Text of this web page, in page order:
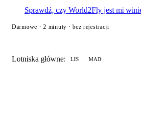
Sprawdź, czy World2Fly jest mi
Darmowe · 2 minuty · bez rejestracji
Lotniska główne: LIS MAD